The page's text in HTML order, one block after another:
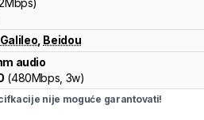
Galileo Beidou
audio
(480Mbps, 3w)
nije moguće garantovati!